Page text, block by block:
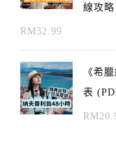
線攻略
RM32.99
《希
表
RM